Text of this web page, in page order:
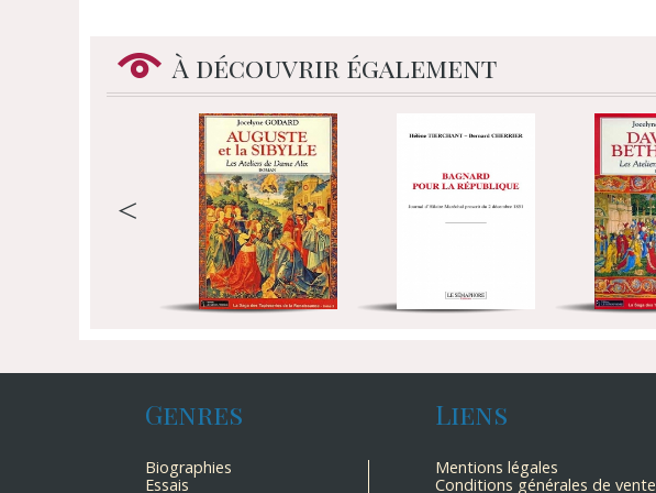
À découvrir également
<
Genres
Biographies
Essais
Liens
Mentions légales
Conditions générales de vente